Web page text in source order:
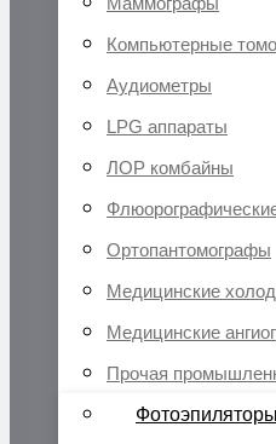
Компьютерные
Аудиометры
LPG аппараты
ЛОР комбайны
Ортопантомографы
Медицинские
Медицинские
Прочая
Фотоэпиляторы